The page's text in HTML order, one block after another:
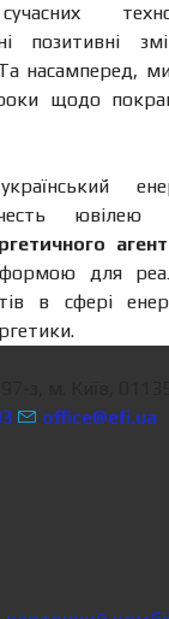
позитивні
насамперед,
щодо
ювілею
для
в сфері
office@efi.ua